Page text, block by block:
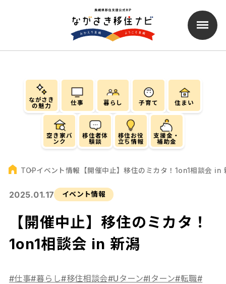
ながさき
の魅力
仕事 暮らし 子育て 住まい
空き家バ
ンク
移住者体
験談
移住お役
立ち情報
支援金・
補助金
TOPイベント情報 【開催中止】移住のミカタ！1on1相談会 in
2025.01.17 イベント情報
【開催中止】移住のミカタ！
1on1相談会 in 新潟
#仕事#暮らし#移住相談会#Uターン#Iターン#転職#